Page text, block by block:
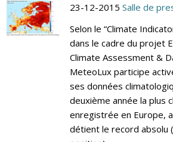
23-12-2015 Salle de
Selon le “Climate
dans le cadre du projet
Climate Assessment &
MeteoLux participe
ses données
deuxième année la plus
enregistrée en Europe,
détient le record absolu